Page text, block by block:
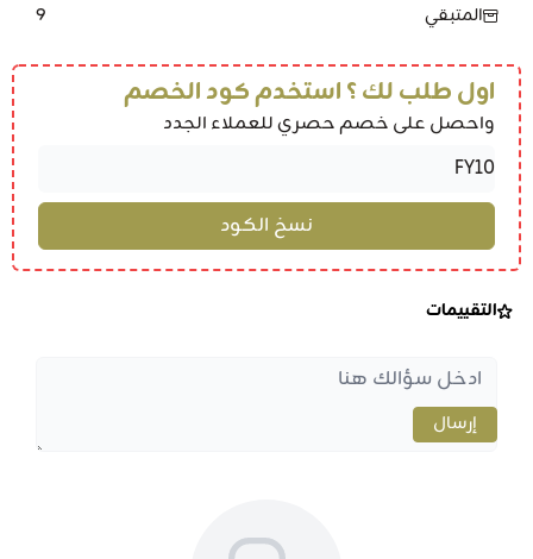
المتبقي 9
اول طلب لك ؟ استخدم كود الخصم
واحصل على خصم حصري للعملاء الجدد
التقييمات
إرسال